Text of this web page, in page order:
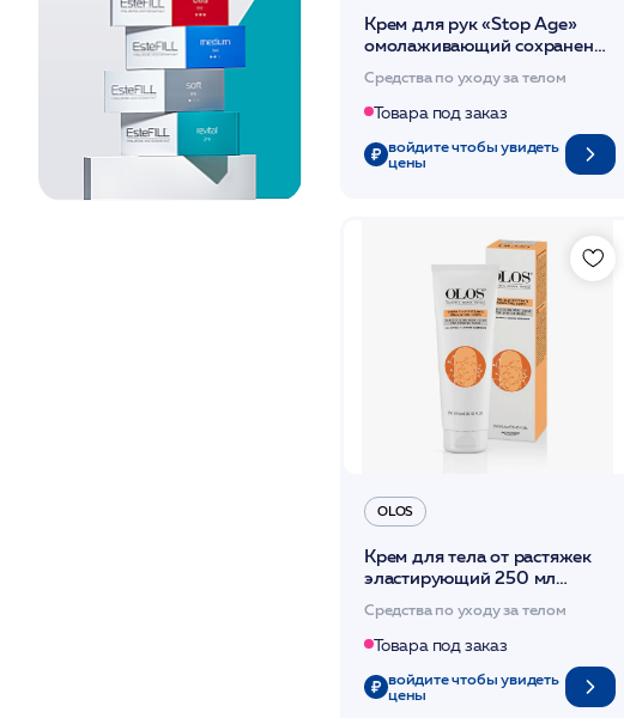
Крем для рук «Stop Age»
омолаживающий сохранение
/SetCabinet
Средства по уходу за телом
Товара под заказ
войдите чтобы увидеть
цены
OLOS
Крем для тела от растяжек
эластирующий 250 мл
Средства по уходу за телом
Товара под заказ
войдите чтобы увидеть
цены